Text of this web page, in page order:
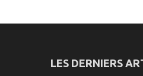
LES DERNIERS